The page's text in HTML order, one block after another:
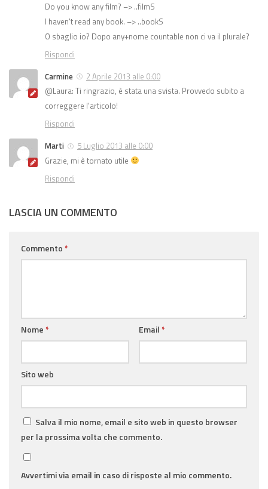
Do you know any film? –> ..filmS
I haven't read any book. –> ..bookS
O sbaglio io? Dopo any+nome countable non ci va il plurale?
Rispondi
Carmine
2 Aprile 2013 alle 0:00
@Laura: Ti ringrazio, è stata una svista. Provvedo subito a
correggere l'articolo!
Rispondi
Marti
5 Luglio 2013 alle 0:00
Grazie, mi è tornato utile
Rispondi
LASCIA UN COMMENTO
Commento *
Nome * Email *
Sito web
Salva il mio nome, email e sito web in questo browser
per la prossima volta che commento.
Avvertimi via email in caso di risposte al mio commento.